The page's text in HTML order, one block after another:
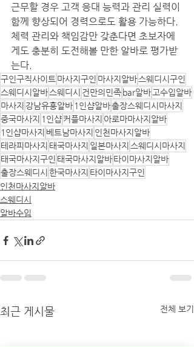
근무할 경우 고객 응대 능력과 관리 실력이
함께 향상되어 경력으로도 활용 가능하다.
체력 관리와 책임감만 갖춘다면 초보자에
게도 충분히 도전해볼 만한 알바로 평가받
는다.
구인구직사이트 마사지구인 마사지알바스웨디시구인
스웨디시알바스웨디시 건만의민족 bar알바 고수입알바
마사지 강남유흥알바 1인샵알바출장스웨디시마사지
중국마사지 1인샵커플마사지 아로마마사지알바
1인샵마사지 베트남마사지 인천마사지알바
테라피마사지 태국마사지 일본마사지 스웨디시마사지
태국마사지구인 태국마사지알바타이마사지알바
출장스웨디시 한국마사지 타이마사지구인
인천마사지알바
스웨디시
알바수입
최근 게시물 전체 보기